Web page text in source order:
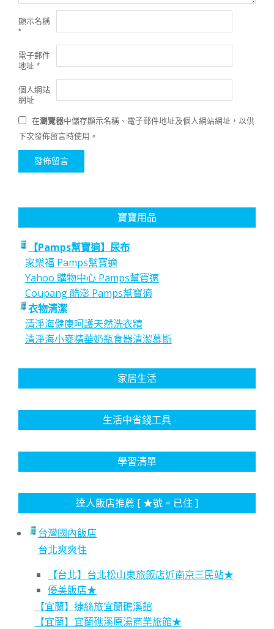
顯示名稱
*
電子郵件
地址 *
個人網站
網址
在瀏覽器中儲存顯示名稱、電子郵件地址及個人網站網址，以供
下次發佈留言時使用。
寶寶用品
【Pamps幫寶適】尿布
家樂福 Pamps幫寶適
Yahoo 購物中心 Pamps幫寶適
Coupang 酷澎 Pamps幫寶適
衣物清潔
清淨海健康呵護天然洗衣精
清淨海小麥精華奶瓶食器清潔慕斯
家居生活
生活中省錢工具
學習清單
達人飯店推薦 [ ★號 = 已住 ]
台灣國內飯店
台北爽爽住
【台北】台北松山東旅飯店近南京三民站★
優美飯店★
【宜蘭】捷絲旅宜蘭礁溪館
【宜蘭】宜蘭礁溪原湯商業旅館★